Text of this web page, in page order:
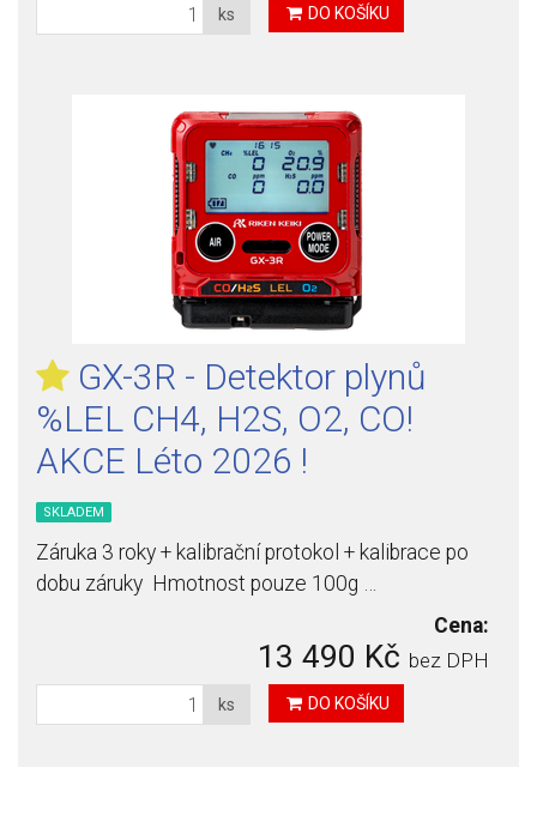
ks DO KOŠÍKU
GX-3R - Detektor plynů
%LEL CH4, H2S, O2, CO!
AKCE Léto 2026 !
SKLADEM
Záruka 3 roky + kalibrační protokol + kalibrace po
dobu záruky Hmotnost pouze 100g …
Cena:
13 490 Kč bez DPH
ks DO KOŠÍKU